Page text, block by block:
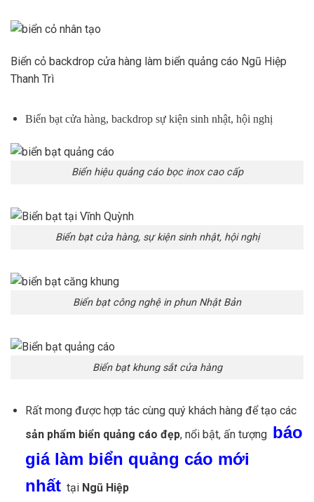
Biển cỏ backdrop cửa hàng làm biển quảng cáo Ngũ Hiệp
Thanh Trì
Biển bạt cửa hàng, backdrop sự kiện sinh nhật, hội nghị
Biển hiệu quảng cáo bọc inox cao cấp
Biển bạt cửa hàng, sự kiện sinh nhật, hội nghị
Biển bạt công nghệ in phun Nhật Bản
Biển bạt khung sắt cửa hàng
Rất mong được hợp tác cùng quý khách hàng để tạo các
sản phẩm biển quảng cáo đẹp, nổi bật, ấn tượng báo
giá làm biển quảng cáo mới
nhất tại Ngũ Hiệp